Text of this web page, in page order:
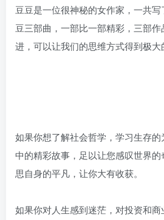
豆豆是一位很神秘的女作家，一共
豆三部曲，一部比一部精彩，三部
进，可以让我们的思维方式得到极大
如果你想了解社会哲学，学习生存
中的精彩故事，足以让您感叹世界
思自身的平凡，让你大有收获。
如果你对人生感到迷茫，对投资和